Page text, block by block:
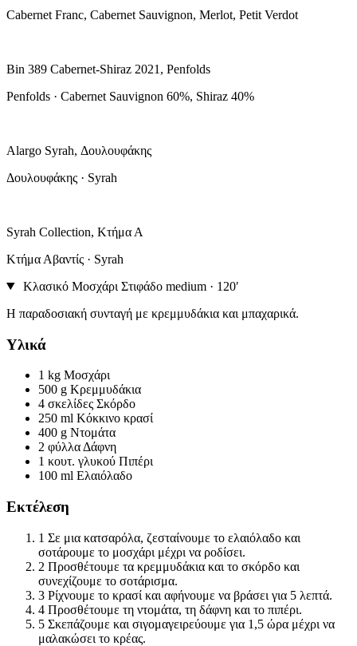
Cabernet Franc, Cabernet Sauvignon, Merlot, Petit Verdot
Bin 389 Cabernet-Shiraz 2021, Penfolds
Penfolds · Cabernet Sauvignon 60%, Shiraz 40%
Alargo Syrah, Δουλουφάκης
Δουλουφάκης · Syrah
Syrah Collection, Κτήμα Α
Κτήμα Αβαντίς · Syrah
Κλασικό Μοσχάρι Στιφάδο medium · 120′
Η παραδοσιακή συνταγή με κρεμμυδάκια και μπαχαρικά.
Υλικά
1 kg Μοσχάρι
500 g Κρεμμυδάκια
4 σκελίδες Σκόρδο
250 ml Κόκκινο κρασί
400 g Ντομάτα
2 φύλλα Δάφνη
1 κουτ. γλυκού Πιπέρι
100 ml Ελαιόλαδο
Εκτέλεση
1 Σε μια κατσαρόλα, ζεσταίνουμε το ελαιόλαδο και
σοτάρουμε το μοσχάρι μέχρι να ροδίσει.
2 Προσθέτουμε τα κρεμμυδάκια και το σκόρδο και
συνεχίζουμε το σοτάρισμα.
3 Ρίχνουμε το κρασί και αφήνουμε να βράσει για 5 λεπτά.
4 Προσθέτουμε τη ντομάτα, τη δάφνη και το πιπέρι.
5 Σκεπάζουμε και σιγομαγειρεύουμε για 1,5 ώρα μέχρι να
μαλακώσει το κρέας.